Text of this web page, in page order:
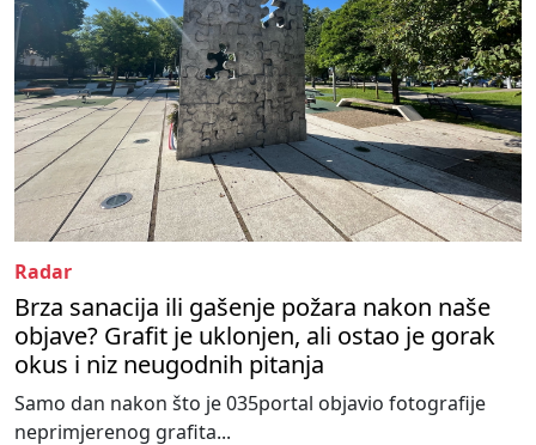
Radar
Brza sanacija ili gašenje požara nakon naše
objave? Grafit je uklonjen, ali ostao je gorak
okus i niz neugodnih pitanja
Samo dan nakon što je 035portal objavio fotografije
neprimjerenog grafita...